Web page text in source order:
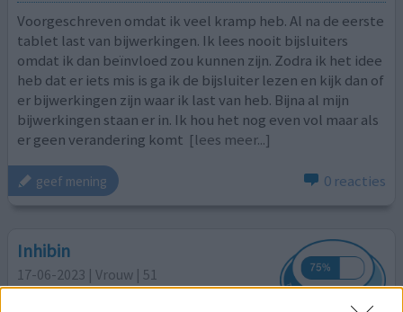
Voorgeschreven omdat ik veel kramp heb. Al na de eerste
tablet last van bijwerkingen. Ik lees nooit bijsluiters
omdat ik dan beïnvloed zou kunnen zijn. Zodra ik het idee
heb dat er iets mis is ga ik de bijsluiter lezen en kijk dan of
er bijwerkingen zijn waar ik last van heb. Bijna al mijn
bijwerkingen staan er in. Ik hou het nog even vol maar als
er geen verandering komt [lees meer...]
geef mening 0 reacties
Inhibin
17-06-2023 | Vrouw | 51
hydrokinine (100mg)